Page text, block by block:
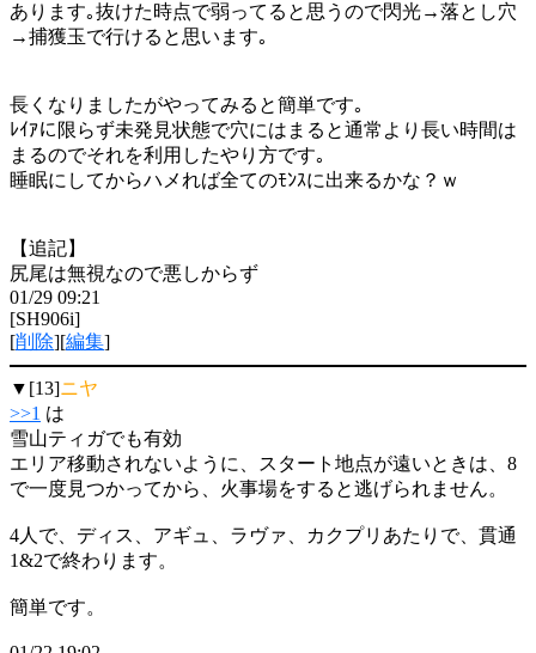
あります｡抜けた時点で弱ってると思うので閃光→落とし穴
→捕獲玉で行けると思います｡
長くなりましたがやってみると簡単です｡
ﾚｲｱに限らず未発見状態で穴にはまると通常より長い時間は
まるのでそれを利用したやり方です｡
睡眠にしてからハメれば全てのﾓﾝｽに出来るかな？ｗ
【追記】
尻尾は無視なので悪しからず
01/29 09:21
[SH906i]
[削除][編集]
▼[13]ニヤ
>>1 は
雪山ティガでも有効
エリア移動されないように、スタート地点が遠いときは、8
で一度見つかってから、火事場をすると逃げられません。
4人で、ディス、アギュ、ラヴァ、カクプリあたりで、貫通
1&2で終わります。
簡単です。